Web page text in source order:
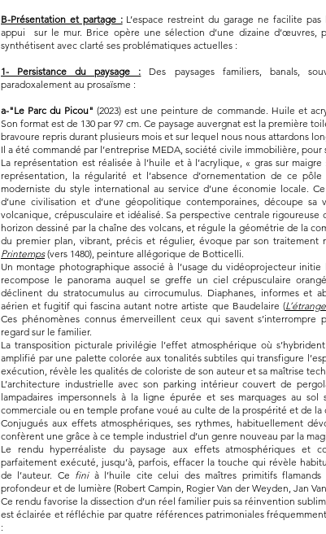
B-Présentation et partage :L’espace restreint du garage ne facilite
appui sur le mur. Brice opère une sélection d’une dizaine d’œuvres,
synthétisent avec clarté ses problématiques actuelles :
1- Persistance du paysage : Des paysages familiers, banals,
paradoxalement au prosaïsme :
a-"Le Parc du Picou" (2023) est une peinture de commande. Huile et
Son format est de 130 par 97 cm. Ce paysage auvergnat est la première
bravoure repris durant plusieurs mois et sur lequel nous nous attardons
Il a été commandé par l’entreprise MEDA, société civile immobilière, pour
La représentation est réalisée à l’huile et à l’acrylique, « gras sur
représentation, la régularité et l’absence d’ornementation de ce
moderniste du style international au service d’une économie locale.
d’une civilisation et d’une géopolitique contemporaines, découpe sa
volcanique, crépusculaire et idéalisé. Sa perspective centrale rigoureuse
horizon dessiné par la chaîne des volcans, et régule la géométrie de la
du premier plan, vibrant, précis et régulier, évoque par son traitement
Printemps(vers 1480), peinture allégorique de Botticelli.
Un montage photographique associé à l’usage du vidéoprojecteur initie
recompose le panorama auquel se greffe un ciel crépusculaire
déclinent du stratocumulus au cirrocumulus. Diaphanes, informes et
aérien et fugitif qui fascina autant notre artiste que Baudelaire (
Ces phénomènes connus émerveillent ceux qui savent s’interrompre
regard sur le familier.
La transposition picturale privilégie l’effet atmosphérique où
amplifié par une palette colorée aux tonalités subtiles qui transfigure
exécution, révèle les qualités de coloriste de son auteur et sa maîtrise
L’architecture industrielle avec son parking intérieur couvert de
lampadaires impersonnels à la ligne épurée et ses marquages au sol
commerciale ou en temple profane voué au culte de la prospérité et de la
Conjugués aux effets atmosphériques, ses rythmes, habituellement
confèrent une grâce à ce temple industriel d’un genre nouveau par la
Le rendu hyperréaliste du paysage aux effets atmosphériques et
parfaitement exécuté, jusqu’à, parfois, effacer la touche qui révèle
de l’auteur. Ce finià l’huile cite celui des maîtres primitifs flamands
profondeur et de lumière (Robert Campin, Rogier Van der Weyden, Jan
Ce rendu favorise la dissection d’un réel familier puis sa réinvention
est éclairée et réfléchie par quatre références patrimoniales
: